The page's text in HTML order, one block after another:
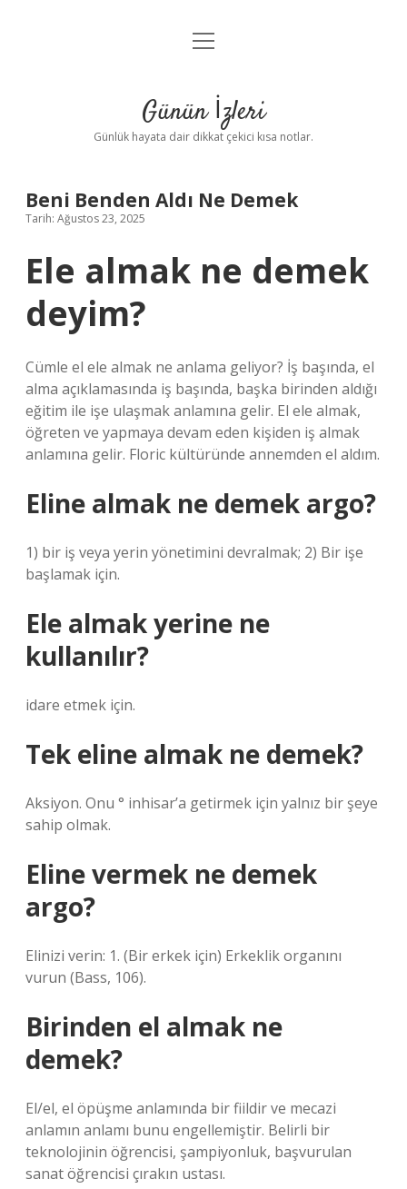
Anasayfa
Yasal Uyarı
menüyü
Günün İzleri
Günlük hayata dair dikkat çekici kısa notlar.
Beni Benden Aldı Ne Demek
Tarih: Ağustos 23, 2025
Ele almak ne demek
deyim?
Cümle el ele almak ne anlama geliyor? İş başında, el
alma açıklamasında iş başında, başka birinden aldığı
eğitim ile işe ulaşmak anlamına gelir. El ele almak,
öğreten ve yapmaya devam eden kişiden iş almak
anlamına gelir. Floric kültüründe annemden el aldım.
Eline almak ne demek argo?
1) bir iş veya yerin yönetimini devralmak; 2) Bir işe
başlamak için.
Ele almak yerine ne
kullanılır?
idare etmek için.
Tek eline almak ne demek?
Aksiyon. Onu ° inhisar’a getirmek için yalnız bir şeye
sahip olmak.
Eline vermek ne demek
argo?
Elinizi verin: 1. (Bir erkek için) Erkeklik organını
vurun (Bass, 106).
Birinden el almak ne
demek?
El/el, el öpüşme anlamında bir fiildir ve mecazi
anlamın anlamı bunu engellemiştir. Belirli bir
teknolojinin öğrencisi, şampiyonluk, başvurulan
sanat öğrencisi çırakın ustası.